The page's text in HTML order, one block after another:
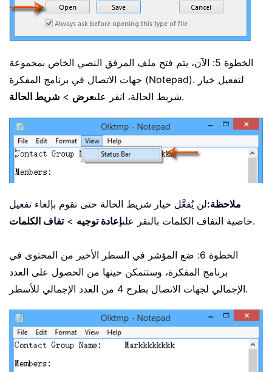
الخطوة 5: الآن، يتم فتح ملف المرفق النصي الخاص بمجموعة
جهات الاتصال في برنامج المفكرة (Notepad). لتفعيل خيار
شريط الحالة، انقر علىعرض > شريط الحالة .
ملاحظة:لن يُفعَّل خيار شريط الحالة حتى تقوم بإلغاء تفعيل
خاصية التفاف الكلمات بالنقر علىإعادة توجيه >تفاف الكلمات .
الخطوة 6: ضع المؤشر في السطر الأخير من المحتوى في
برنامج المفكرة، وستتمكن حينها من الحصول على العدد
الإجمالي لجهات الاتصال بطرح 4 من العدد الإجمالي للأسطر.